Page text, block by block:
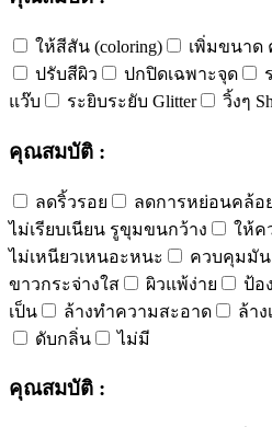
ให้สีสัน (coloring) เพิ่มขนาด
ปรับสีผิว
ปกปิดเฉพาะจุด
แว๊บ
ระยิบระยับ Glitter วิ้งๆ
คุณสมบัติ :
ลดริ้วรอย ลดการหย่อนคล้อ
ไม่เรียบเนียน รูขุมขนกว้าง
ให้ค
ไม่เหนียวเหนอะหนะ
ควบคุมมัน
ขาวกระจ่างใส
ผิวแพ้ง่าย ป้อ
เป็น
ล้างทำความสะอาด ล้าง
ดับกลิ่น
ไม่มี
คุณสมบัติ :